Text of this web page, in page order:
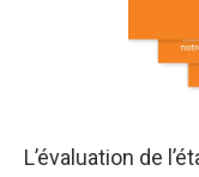
L’évaluation de